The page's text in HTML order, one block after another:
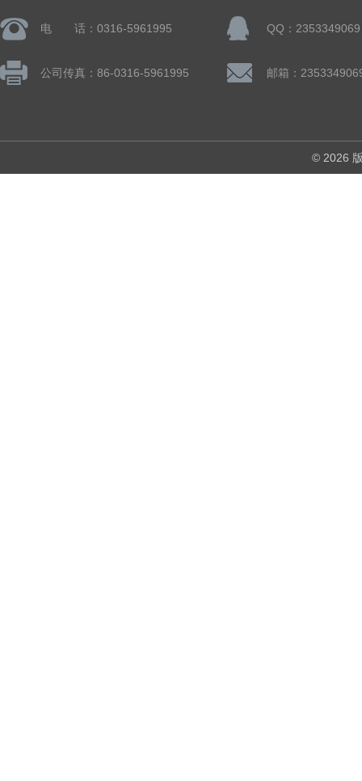
电 话：0316-5961995 QQ：2353349069
公司传真：86-0316-5961995 邮箱：
© 2026